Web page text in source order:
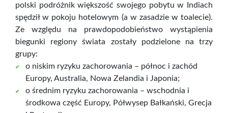
polski podróżnik większość swojego pobytu w Indiach
spędził w pokoju hotelowym (a w zasadzie w toalecie).
Ze względu na prawdopodobieństwo wystąpienia
biegunki regiony świata zostały podzielone na trzy
grupy:
o niskim ryzyku zachorowania – północ i zachód
Europy, Australia, Nowa Zelandia i Japonia;
o średnim ryzyku zachorowania – wschodnia i
środkowa część Europy, Półwysep Bałkański, Grecja